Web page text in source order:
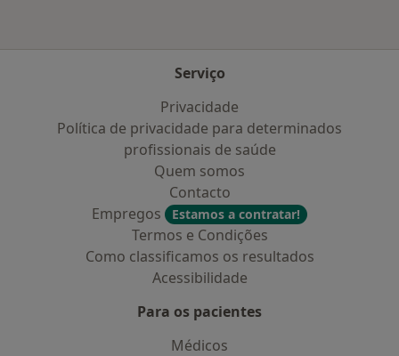
Serviço
Privacidade
Política de privacidade para determinados
profissionais de saúde
Quem somos
Contacto
Empregos
Estamos a contratar!
Termos e Condições
Como classificamos os resultados
Acessibilidade
Para os pacientes
Médicos